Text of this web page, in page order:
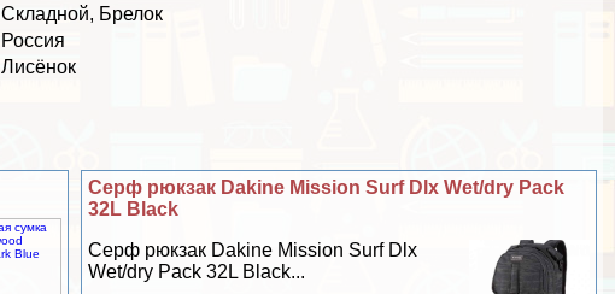
Складной, Брелок
Россия
Лисёнок
Серф рюкзак Dakine Mission Surf Dlx Wet/dry Pack
32L Black
Серф рюкзак Dakine Mission Surf Dlx
Wet/dry Pack 32L Black...